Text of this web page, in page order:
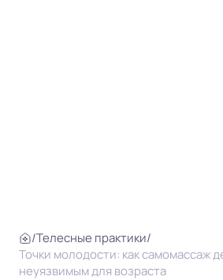
/Телесные практики/
Точки молодости: как самомассаж
неуязвимым для возраста